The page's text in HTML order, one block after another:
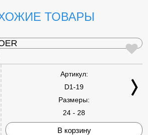
ТОВАРЫ
Артикул:
D1-19
Размеры:
24 - 28
В корзину